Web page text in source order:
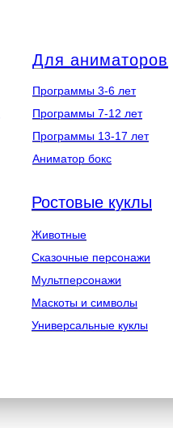
Программы 3-6 лет
Программы 7-12 лет
Программы 13-17 лет
Аниматор бокс
Ростовые куклы
Животные
Сказочные персонажи
Мультперсонажи
Маскоты и символы
Универсальные куклы
Для аниматоров